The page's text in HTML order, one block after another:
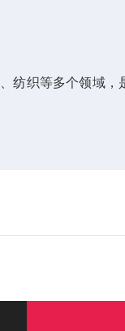
织等多个领域，